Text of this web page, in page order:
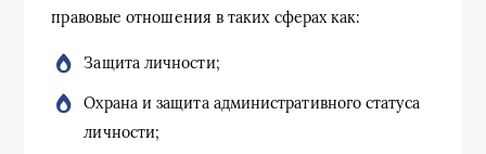
правовые отношения в таких сферах как:
Защита личности;
Охрана и защита административного статуса
личности;